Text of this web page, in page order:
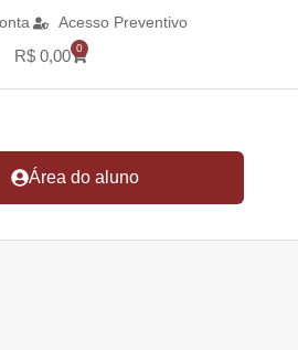
Acesso Preventivo
R$ 0,00 0
Área do aluno